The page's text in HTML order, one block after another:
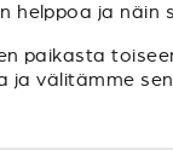
helppoa ja
paikasta
ja välitämme